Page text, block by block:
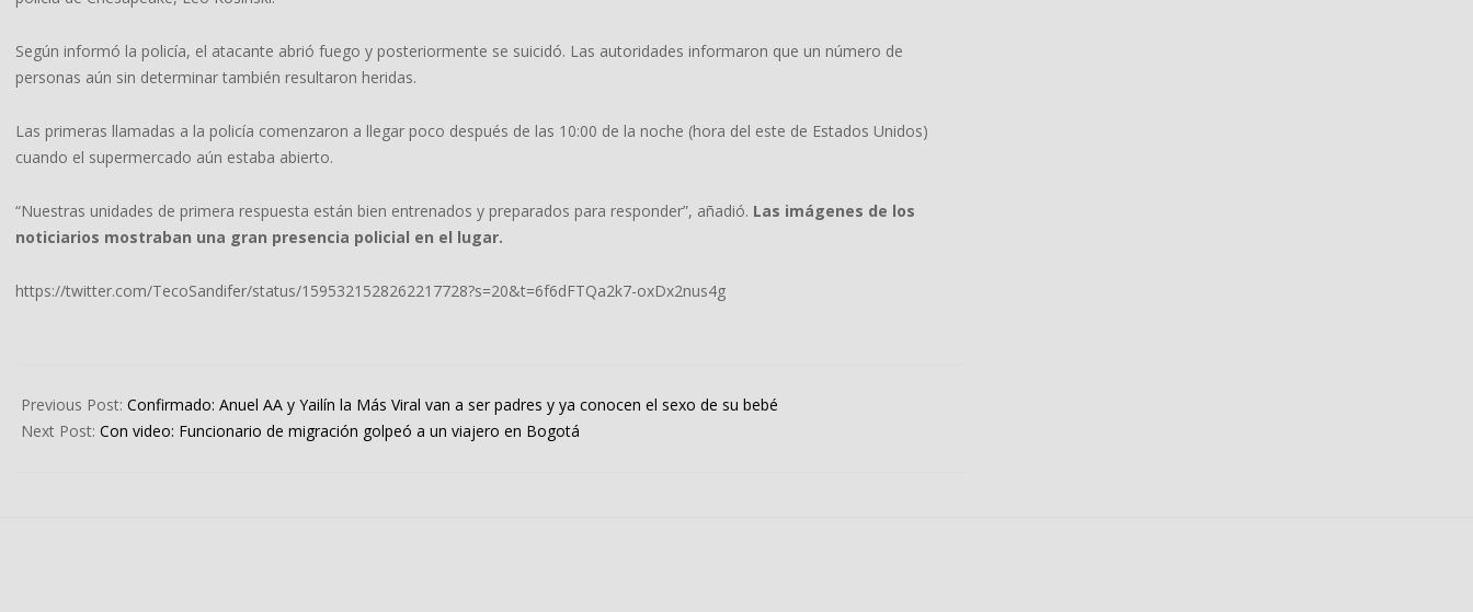
Según informó la policía, el atacante abrió fuego y posteriormente se suicidó. Las autoridades informaron que un número de
personas aún sin determinar también resultaron heridas.
Las primeras llamadas a la policía comenzaron a llegar poco después de las 10:00 de la noche (hora del este de Estados Unidos)
cuando el supermercado aún estaba abierto.
“Nuestras unidades de primera respuesta están bien entrenados y preparados para responder”, añadió. Las imágenes de los
noticiarios mostraban una gran presencia policial en el lugar.
https://twitter.com/TecoSandifer/status/1595321528262217728?s=20&t=6f6dFTQa2k7-oxDx2nus4g
11-
23
Previous Post: Confirmado: Anuel AA y Yailín la Más Viral van a ser padres y ya conocen el sexo de su bebé
Next Post: Con video: Funcionario de migración golpeó a un viajero en Bogotá